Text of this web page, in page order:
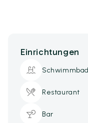
Einrichtungen
Schwimmbad
Restaurant
Bar